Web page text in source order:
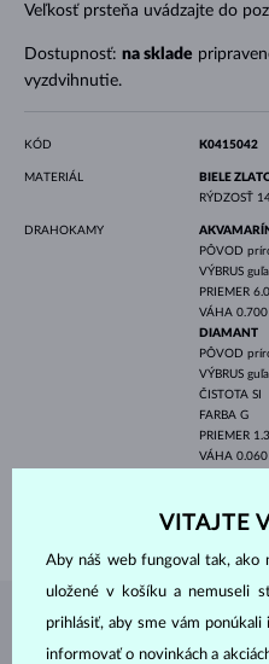
Veľkosť prsteňa uvádzajte do
Dostupnosť: na sklade
vyzdvihnutie.
KÓD K0415042
MATERIÁL
BIELE
RÝDZOSŤ
DRAHOKAMY
PÔVOD
VÝBRUS
PRIEMER
VÁHA
DIAMANT
PÔVOD
VÝBRUS
ČISTOTA SI
FARBA G
PRIEMER
VÁHA
1.80 g
ŠPERKY Z
VITAJTE
Aby náš web fungoval tak, ako
uložené v košíku a nemuseli
prihlásiť, aby sme vám ponúkali
informovať o novinkách a